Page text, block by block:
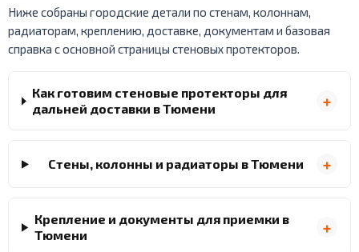
Ниже собраны городские детали по стенам, колоннам,
радиаторам, креплению, доставке, документам и базовая
справка с основной страницы стеновых протекторов.
Как готовим стеновые протекторы для
дальней доставки в Тюмени
Стены, колонны и радиаторы в Тюмени
Крепление и документы для приемки в
Тюмени